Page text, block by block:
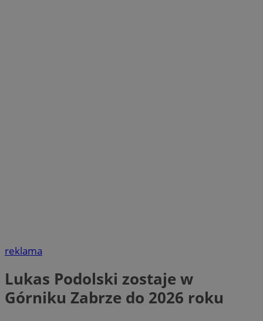
reklama
Lukas Podolski zostaje w
Górniku Zabrze do 2026 roku